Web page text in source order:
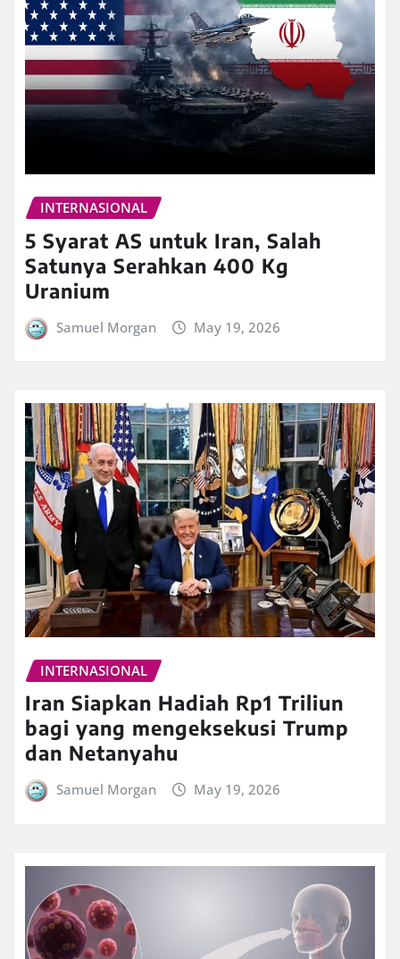
INTERNASIONAL
5 Syarat AS untuk Iran, Salah
Satunya Serahkan 400 Kg
Uranium
Samuel Morgan May 19, 2026
INTERNASIONAL
Iran Siapkan Hadiah Rp1 Triliun
bagi yang mengeksekusi Trump
dan Netanyahu
Samuel Morgan May 19, 2026